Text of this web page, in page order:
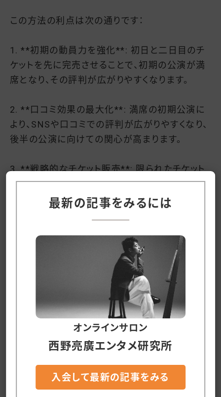
この方法の利点は次の通りです：
1. **初期の動員力を強化**: 初日と二日目のチ
ケットを先に完売させることで、初期の公演が満
席となり、その評判が広がりやすくなります。
2. **口コミ効果の最大化**: 満席の初期公演に
より、SNSや口コミでの評判が広がりやすくなり、
後半の公演に向けての関心が高まります。
3. **戦略的なチケット販売**: 限られたチケット
を先に販売することで、需要を煽り、後半のチケッ
トの販売を促進することができます。
かの戦略的なステップが必要です：
- **マーケティング計画の強化**: 初日と二日目
の公演が特別なイベントであることを強調し、観
客に魅力を伝える。
- **プレセールの実施**: 会員やファンクラブ向
けに先行販売を行い、初期のチケットを早めに完
- **口コミ促進の施策**: 初日の観客に対して、S
最新の記事をみるには
オンラインサロン
西野亮廣エンタメ研究所
入会して最新の記事をみる